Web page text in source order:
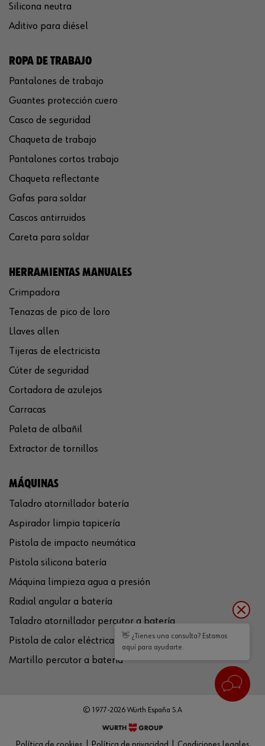
Silicona neutra
Aditivo para diésel
ROPA DE TRABAJO
Pantalones de trabajo
Guantes protección cuero
Casco de seguridad
Chaqueta de trabajo
Pantalones cortos trabajo
Chaqueta reflectante
Gafas para soldar
Cascos antirruidos
Careta para soldar
HERRAMIENTAS MANUALES
Crimpadora
Tenazas de pico de loro
Llaves allen
Tijeras de electricista
Cúter de seguridad
Cortadora de azulejos
Carracas
Paleta de albañil
Extractor de tornillos
MÁQUINAS
Taladro atornillador batería
Aspirador limpia tapicería
Pistola de impacto neumática
Pistola silicona batería
Máquina limpieza agua a presión
Radial angular a batería
Taladro atornillador percutor a batería
Pistola de calor eléctrica
Martillo percutor a batería
© 1977-2026 Würth España S.A
👋 ¿Tienes una consulta? Estamos
aquí para ayudarte.